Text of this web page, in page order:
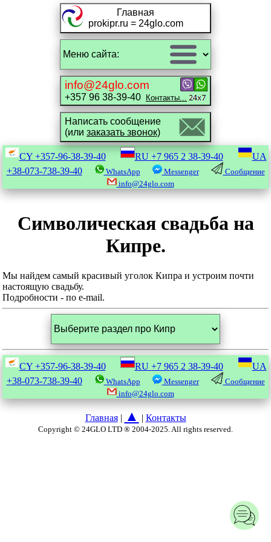
Главная
prokipr.ru = 24glo.com
info@24glo.com
+357 96 38-39-40 Контакты...
Написать сообщение
(или заказать звонок)
CY +357-96-38-39-40 RU +7 965 2 38-39-40
UA
+38-073-738-39-40
WhatsApp Messenger
Сообщение
info@24glo.com
Символическая свадьба на
Кипре.
Мы найдем самый красивый уголок Кипра и устроим почти
настоящую свадьбу.
Подробности - по e-mail.
CY +357-96-38-39-40 RU +7 965 2 38-39-40
UA
+38-073-738-39-40
WhatsApp Messenger
Сообщение
info@24glo.com
Главная| ▲ | Контакты
Copyright © 24GLO LTD ® 2004-2025. All rights reserved.